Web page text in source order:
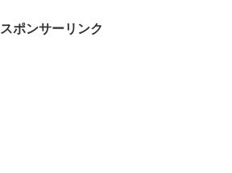
片付けるには在宅勤務の方が良
いかな？って...
スポンサーリンク